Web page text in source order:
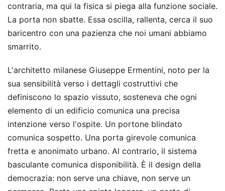
contraria, ma qui la fisica si piega alla funzione sociale.
La porta non sbatte. Essa oscilla, rallenta, cerca il suo
baricentro con una pazienza che noi umani abbiamo
smarrito.
L'architetto milanese Giuseppe Ermentini, noto per la
sua sensibilità verso i dettagli costruttivi che
definiscono lo spazio vissuto, sosteneva che ogni
elemento di un edificio comunica una precisa
intenzione verso l'ospite. Un portone blindato
comunica sospetto. Una porta girevole comunica
fretta e anonimato urbano. Al contrario, il sistema
basculante comunica disponibilità. È il design della
democrazia: non serve una chiave, non serve un